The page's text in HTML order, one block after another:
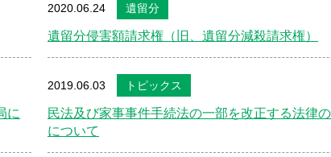
2020.06.24 遺留分
遺留分侵害額請求権（旧、遺留分減殺請求権）
に
2019.06.03 トピックス
民法及び家事事件手続法の一部を改正する法律
について